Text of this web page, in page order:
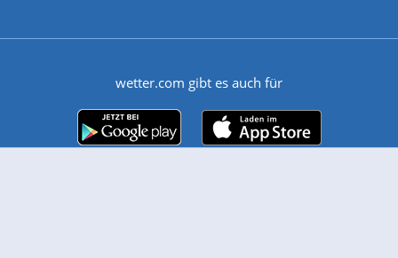
wetter.com gibt es auch für